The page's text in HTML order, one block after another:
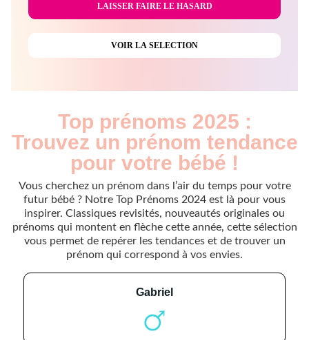
Top prénoms 2025 :
Trouvez un prénom tendance
pour votre bébé !
Vous cherchez un prénom dans l’air du temps pour votre
futur bébé ? Notre Top Prénoms 2024 est là pour vous
inspirer. Classiques revisités, nouveautés originales ou
prénoms qui montent en flèche cette année, cette sélection
vous permet de repérer les tendances et de trouver un
prénom qui correspond à vos envies.
gabriel